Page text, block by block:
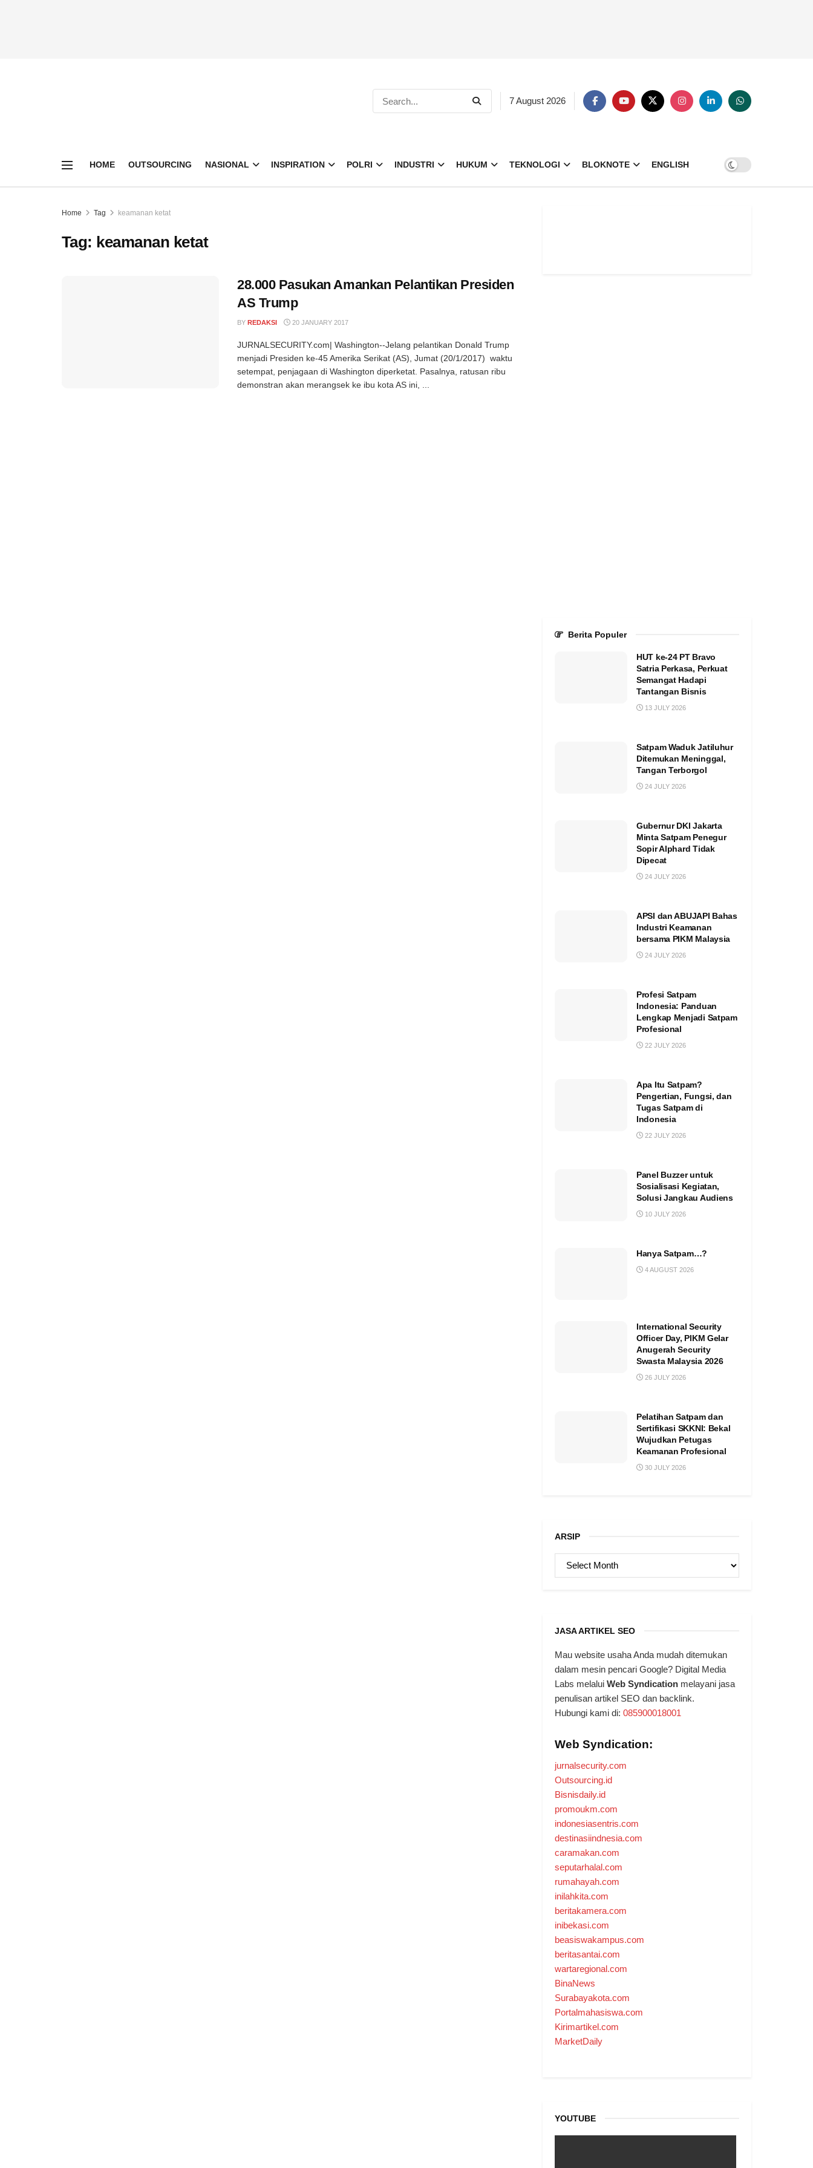
7 August 2026
HOME OUTSOURCING NASIONAL INSPIRATION POLRI INDUSTRI HUKUM TEKNOLOGI BLOKNOTE ENGLISH
Home Tag keamanan ketat
Tag: keamanan ketat
28.000 Pasukan Amankan Pelantikan Presiden
AS Trump
BY REDAKSI 20 JANUARY 2017
JURNALSECURITY.com| Washington--Jelang pelantikan Donald Trump
menjadi Presiden ke-45 Amerika Serikat (AS), Jumat (20/1/2017) waktu
setempat, penjagaan di Washington diperketat. Pasalnya, ratusan ribu
demonstran akan merangsek ke ibu kota AS ini, ...
Berita Populer
HUT ke-24 PT Bravo
Satria Perkasa, Perkuat
Semangat Hadapi
Tantangan Bisnis
13 JULY 2026
Satpam Waduk Jatiluhur
Ditemukan Meninggal,
Tangan Terborgol
24 JULY 2026
Gubernur DKI Jakarta
Minta Satpam Penegur
Sopir Alphard Tidak
Dipecat
24 JULY 2026
APSI dan ABUJAPI Bahas
Industri Keamanan
bersama PIKM Malaysia
24 JULY 2026
Profesi Satpam
Indonesia: Panduan
Lengkap Menjadi Satpam
Profesional
22 JULY 2026
Apa Itu Satpam?
Pengertian, Fungsi, dan
Tugas Satpam di
Indonesia
22 JULY 2026
Panel Buzzer untuk
Sosialisasi Kegiatan,
Solusi Jangkau Audiens
10 JULY 2026
Hanya Satpam…?
4 AUGUST 2026
International Security
Officer Day, PIKM Gelar
Anugerah Security
Swasta Malaysia 2026
26 JULY 2026
Pelatihan Satpam dan
Sertifikasi SKKNI: Bekal
Wujudkan Petugas
Keamanan Profesional
30 JULY 2026
ARSIP
ARSIP
JASA ARTIKEL SEO
Mau website usaha Anda mudah ditemukan
dalam mesin pencari Google? Digital Media
Labs melalui Web Syndication melayani jasa
penulisan artikel SEO dan backlink.
Hubungi kami di: 085900018001
Web Syndication:
jurnalsecurity.com
Outsourcing.id
Bisnisdaily.id
promoukm.com
indonesiasentris.com
destinasiindnesia.com
caramakan.com
seputarhalal.com
rumahayah.com
inilahkita.com
beritakamera.com
inibekasi.com
beasiswakampus.com
beritasantai.com
wartaregional.com
BinaNews
Surabayakota.com
Portalmahasiswa.com
Kirimartikel.com
MarketDaily
YOUTUBE